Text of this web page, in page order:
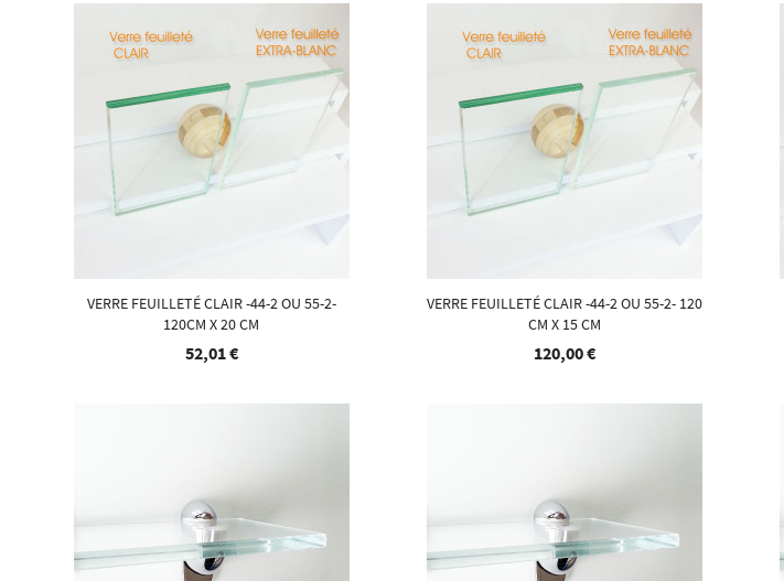
VERRE FEUILLETÉ CLAIR -44-2 OU 55-2-
120CM X 20 CM
52,01 €
VERRE FEUILLETÉ CLAIR -44-2 OU 55-2- 120
CM X 15 CM
120,00 €